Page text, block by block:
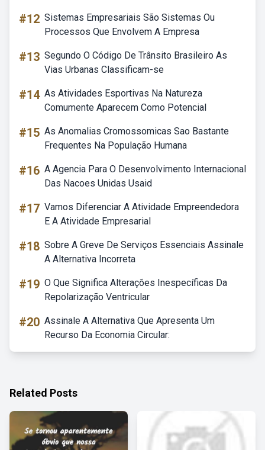
#12 Sistemas Empresariais São Sistemas Ou
Processos Que Envolvem A Empresa
#13 Segundo O Código De Trânsito Brasileiro As
Vias Urbanas Classificam-se
#14 As Atividades Esportivas Na Natureza
Comumente Aparecem Como Potencial
#15 As Anomalias Cromossomicas Sao Bastante
Frequentes Na População Humana
#16 A Agencia Para O Desenvolvimento Internacional
Das Nacoes Unidas Usaid
#17 Vamos Diferenciar A Atividade Empreendedora
E A Atividade Empresarial
#18 Sobre A Greve De Serviços Essenciais Assinale
A Alternativa Incorreta
#19 O Que Significa Alterações Inespecíficas Da
Repolarização Ventricular
#20 Assinale A Alternativa Que Apresenta Um
Recurso Da Economia Circular:
Related Posts